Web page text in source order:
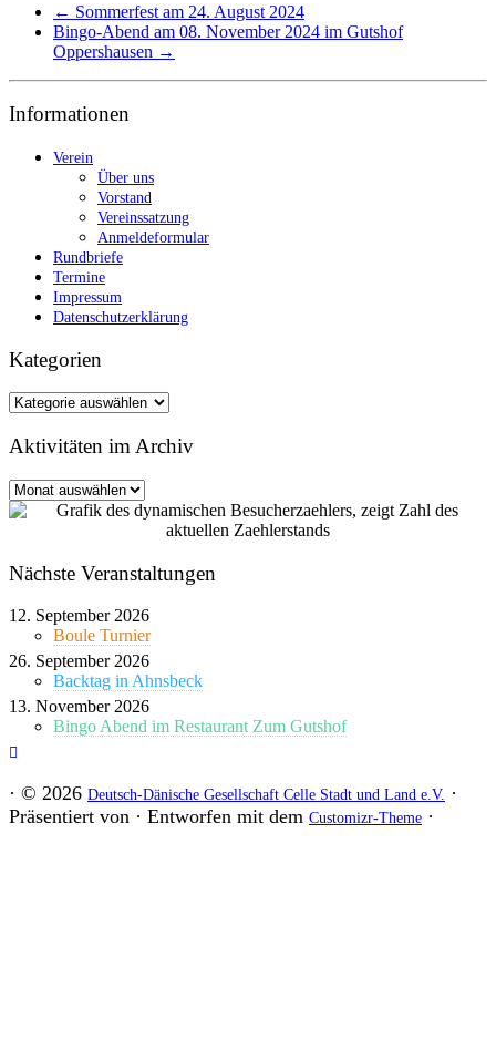
← Sommerfest am 24. August 2024
Bingo-Abend am 08. November 2024 im Gutshof
Oppershausen →
Informationen
Verein
Über uns
Vorstand
Vereinssatzung
Anmeldeformular
Rundbriefe
Termine
Impressum
Datenschutzerklärung
Kategorien
Kategorien
Aktivitäten im Archiv
Aktivitäten
im
Nächste Veranstaltungen
12. September 2026
Boule Turnier
26. September 2026
Backtag in Ahnsbeck
13. November 2026
Bingo Abend im Restaurant Zum Gutshof
· © 2026 Deutsch-Dänische Gesellschaft Celle Stadt und Land e.V. ·
Präsentiert von · Entworfen mit dem Customizr-Theme ·